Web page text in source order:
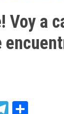
Voy a
T